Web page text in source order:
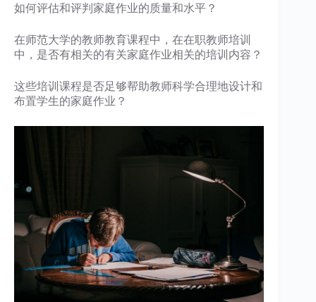
如何评估和评判家庭作业的质量和水平？
在师范大学的教师教育课程中，在在职教师培训
中，是否有相关的有关家庭作业相关的培训内容？
这些培训课程是否足够帮助教师科学合理地设计和
布置学生的家庭作业？